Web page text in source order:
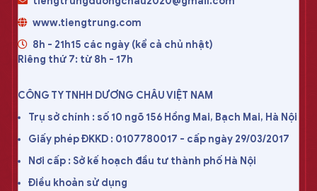
www.tiengtrung.com
8h - 21h15 các ngày (kể cả chủ nhật)
Riêng thứ 7: từ 8h - 17h
CÔNG TY TNHH DƯƠNG CHÂU VIỆT NAM
Trụ sở chính : số 10 ngõ 156 Hồng Mai, Bạch Mai, Hà Nội
Giấy phép ĐKKD : 0107780017 - cấp ngày 29/03/2017
Nơi cấp : Sở kế hoạch đầu tư thành phố Hà Nội
Điều khoản sử dụng